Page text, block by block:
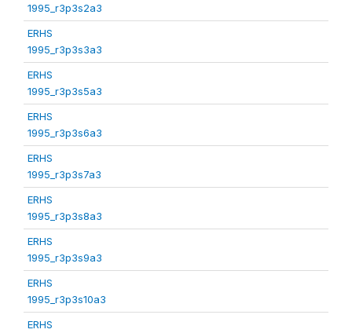
1995_r3p3s2a3
ERHS
1995_r3p3s3a3
ERHS
1995_r3p3s5a3
ERHS
1995_r3p3s6a3
ERHS
1995_r3p3s7a3
ERHS
1995_r3p3s8a3
ERHS
1995_r3p3s9a3
ERHS
1995_r3p3s10a3
ERHS